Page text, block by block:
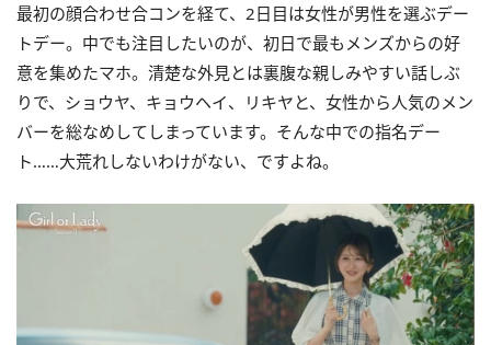
最初の顔合わせ合コンを経て、2日目は女性が男性を選ぶデー
トデー。中でも注目したいのが、初日で最もメンズからの好
意を集めたマホ。清楚な外見とは裏腹な親しみやすい話しぶ
りで、ショウヤ、キョウヘイ、リキヤと、女性から人気のメン
バーを総なめしてしまっています。そんな中での指名デー
ト……大荒れしないわけがない、ですよね。